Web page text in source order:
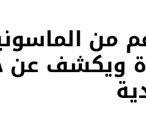
من
ويكشف عن